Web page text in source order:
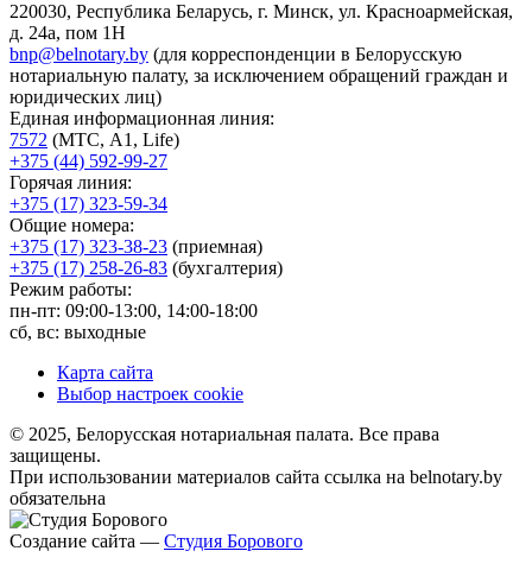
220030, Республика Беларусь, г. Минск, ул. Красноармейская,
д. 24а, пом 1Н
bnp@belnotary.by (для корреспонденции в Белорусскую
нотариальную палату, за исключением обращений граждан и
юридических лиц)
Единая информационная линия:
7572 (МТС, A1, Life)
+375 (44) 592-99-27
Горячая линия:
+375 (17) 323-59-34
Общие номера:
+375 (17) 323-38-23 (приемная)
+375 (17) 258-26-83 (бухгалтерия)
Режим работы:
пн-пт: 09:00-13:00, 14:00-18:00
сб, вс: выходные
Карта сайта
Выбор настроек cookie
© 2025, Белорусская нотариальная палата. Все права
защищены.
При использовании материалов сайта ссылка на belnotary.by
обязательна
Создание сайта — Студия Борового